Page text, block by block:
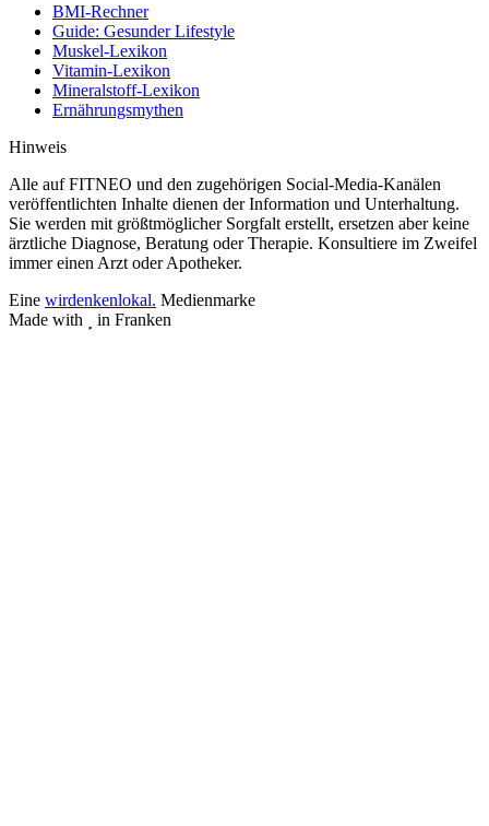
BMI-Rechner
Guide: Gesunder Lifestyle
Muskel-Lexikon
Vitamin-Lexikon
Mineralstoff-Lexikon
Ernährungsmythen
Hinweis
Alle auf FITNEO und den zugehörigen Social-Media-Kanälen
veröffentlichten Inhalte dienen der Information und Unterhaltung.
Sie werden mit größtmöglicher Sorgfalt erstellt, ersetzen aber keine
ärztliche Diagnose, Beratung oder Therapie. Konsultiere im Zweifel
immer einen Arzt oder Apotheker.
Eine wirdenkenlokal. Medienmarke
Made with
in Franken